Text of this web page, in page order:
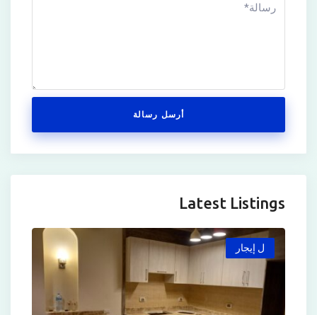
أرسل رسالة
Latest Listings
ل إيجار